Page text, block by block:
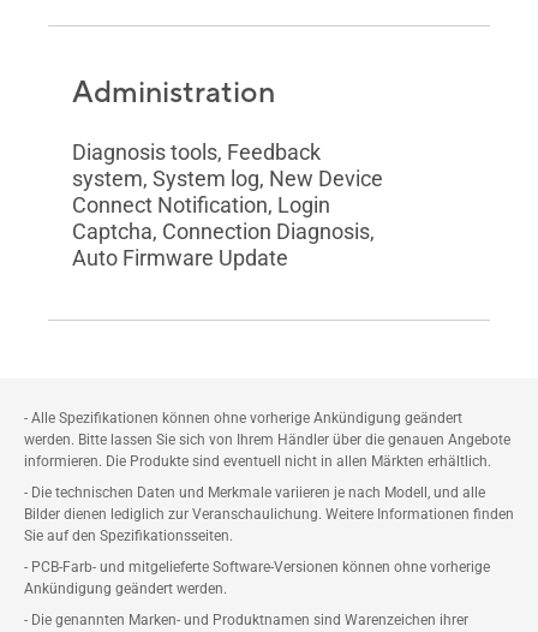
Administration
Diagnosis tools, Feedback
system, System log, New Device
Connect Notification, Login
Captcha, Connection Diagnosis,
Auto Firmware Update
- Alle Spezifikationen können ohne vorherige Ankündigung geändert
werden. Bitte lassen Sie sich von Ihrem Händler über die genauen Angebote
informieren. Die Produkte sind eventuell nicht in allen Märkten erhältlich.
- Die technischen Daten und Merkmale variieren je nach Modell, und alle
Bilder dienen lediglich zur Veranschaulichung. Weitere Informationen finden
Sie auf den Spezifikationsseiten.
- PCB-Farb- und mitgelieferte Software-Versionen können ohne vorherige
Ankündigung geändert werden.
- Die genannten Marken- und Produktnamen sind Warenzeichen ihrer